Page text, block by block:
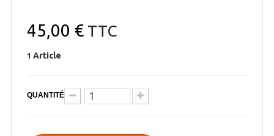
45,00 €TTC
1 Article
QUANTITÉ